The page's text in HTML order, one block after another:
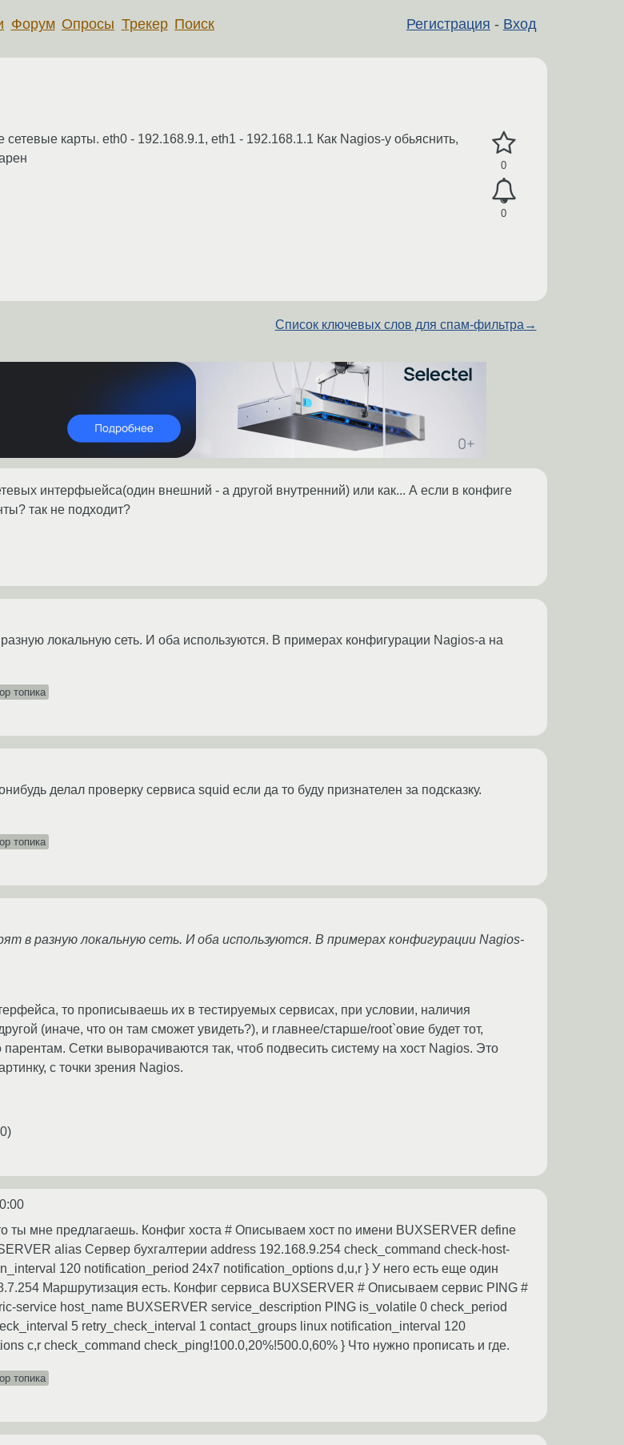
Регистрация - Вход
Форум Опросы Трекер Поиск
0
0
сетевые карты. eth0 - 192.168.9.1, eth1 - 192.168.1.1 Как Nagios-у обьяснить,
Список ключевых слов для спам-фильтра →
интерфыейса(один внешний - а другой внутренний) или как... А если в конфиге
так не подходит?
локальную сеть. И оба используются. В примерах конфигурации Nagios-а на
топика
делал проверку сервиса squid если да то буду признателен за подсказку.
топика
в разную локальную сеть. И оба используются. В примерах конфигурации Nagios-
то прописываешь их в тестируемых сервисах, при условии, наличия
(иначе, что он там сможет увидеть?), и главнее/старше/root`овие будет тот,
Сетки выворачиваются так, чтоб подвесить систему на хост Nagios. Это
с точки зрения Nagios.
)
ты мне предлагаешь. Конфиг хоста # Описываем хост по имени BUXSERVER define
alias Сервер бухгалтерии address 192.168.9.254 check_command check-host-
120 notification_period 24x7 notification_options d,u,r } У него есть еще один
Маршрутизация есть. Конфиг сервиса BUXSERVER # Описываем сервис PING #
service host_name BUXSERVER service_description PING is_volatile 0 check_period
5 retry_check_interval 1 contact_groups linux notification_interval 120
c,r check_command check_ping!100.0,20%!500.0,60% } Что нужно прописать и где.
топика